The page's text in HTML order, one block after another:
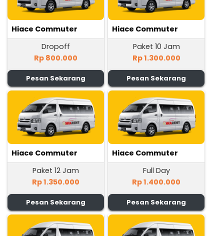
Hiace Commuter
Dropoff
Rp 800.000
Pesan Sekarang
Hiace Commuter
Paket 10 Jam
Rp 1.300.000
Pesan Sekarang
Hiace Commuter
Paket 12 Jam
Rp 1.350.000
Pesan Sekarang
Hiace Commuter
Full Day
Rp 1.400.000
Pesan Sekarang